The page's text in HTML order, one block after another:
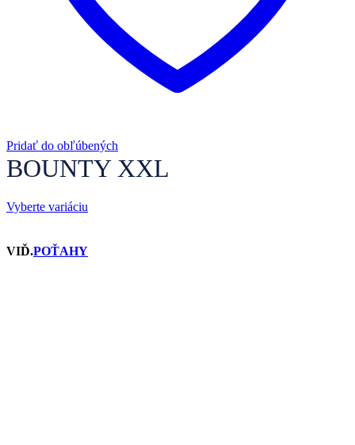
Pridať do obľúbených
BOUNTY XXL
Vyberte variáciu
VIĎ.POŤAHY